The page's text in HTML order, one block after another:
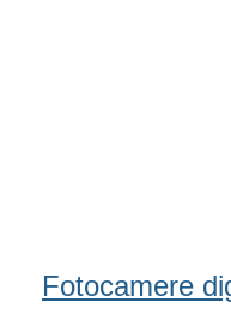
Fotocamere